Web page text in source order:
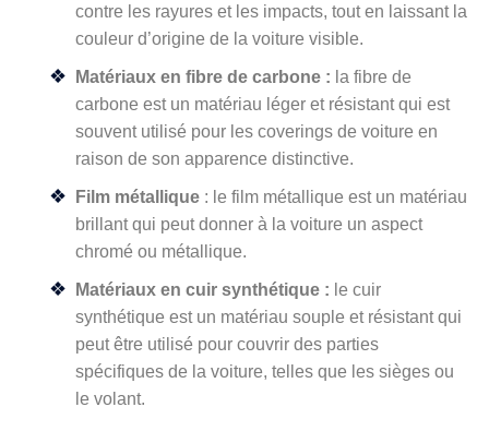
contre les rayures et les impacts, tout en laissant la
couleur d’origine de la voiture visible.
Matériaux en fibre de carbone : la fibre de
carbone est un matériau léger et résistant qui est
souvent utilisé pour les coverings de voiture en
raison de son apparence distinctive.
Film métallique : le film métallique est un matériau
brillant qui peut donner à la voiture un aspect
chromé ou métallique.
Matériaux en cuir synthétique : le cuir
synthétique est un matériau souple et résistant qui
peut être utilisé pour couvrir des parties
spécifiques de la voiture, telles que les sièges ou
le volant.